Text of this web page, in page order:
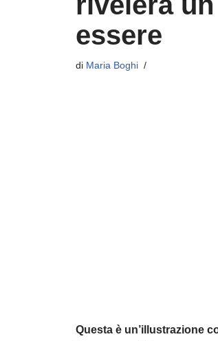
essere
di Maria Boghi
Questa è un’illustrazione